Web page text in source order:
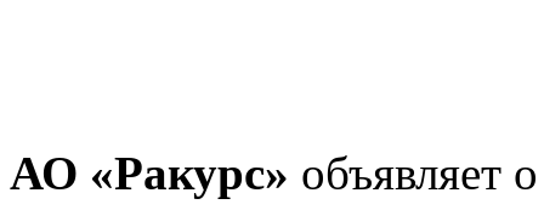
АО «Ракурс» объявляет